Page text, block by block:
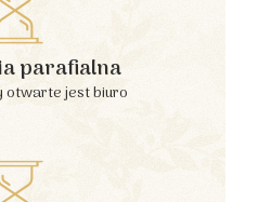
parafialna
otwarte jest biuro